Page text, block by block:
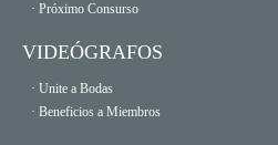
· Próximo Consurso
VIDEÓGRAFOS
· Unite a Bodas
· Beneficios a Miembros